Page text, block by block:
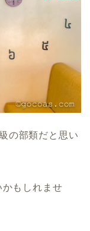
の部類だと思い
もしれませ